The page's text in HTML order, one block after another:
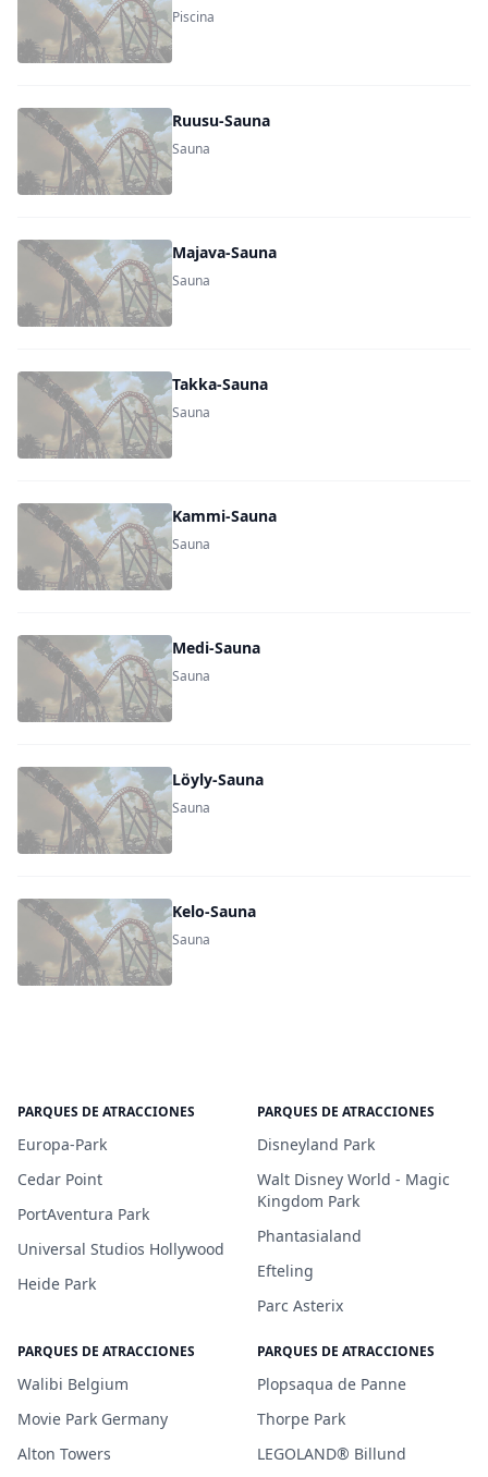
Piscina
Ruusu-Sauna
Sauna
Majava-Sauna
Sauna
Takka-Sauna
Sauna
Kammi-Sauna
Sauna
Medi-Sauna
Sauna
Löyly-Sauna
Sauna
Kelo-Sauna
Sauna
PARQUES DE ATRACCIONES
Europa-Park
Cedar Point
PortAventura Park
Universal Studios Hollywood
Heide Park
PARQUES DE ATRACCIONES
Disneyland Park
Walt Disney World - Magic
Kingdom Park
Phantasialand
Efteling
Parc Asterix
PARQUES DE ATRACCIONES
Walibi Belgium
Movie Park Germany
Alton Towers
PARQUES DE ATRACCIONES
Plopsaqua de Panne
Thorpe Park
LEGOLAND® Billund